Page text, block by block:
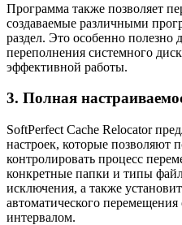
Программа также позволяет
создаваемые различными
раздел. Это особенно полезно
переполнения системного
эффективной работы.
3. Полная
SoftPerfect Cache Relocator
настроек, которые позволяют
контролировать процесс
конкретные папки и типы
исключения, а также
автоматического
интервалом.